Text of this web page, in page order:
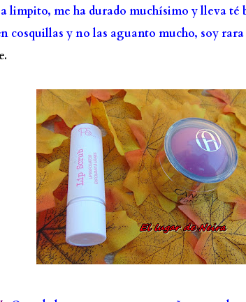
limpito, me ha durado muchísimo y lleva té
cosquillas y no las aguanto mucho, soy